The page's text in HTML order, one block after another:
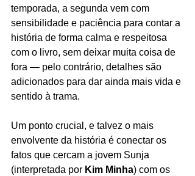
temporada, a segunda vem com
sensibilidade e paciência para contar a
história de forma calma e respeitosa
com o livro, sem deixar muita coisa de
fora — pelo contrário, detalhes são
adicionados para dar ainda mais vida e
sentido à trama.
Um ponto crucial, e talvez o mais
envolvente da história é conectar os
fatos que cercam a jovem Sunja
(interpretada por Kim Minha) com os